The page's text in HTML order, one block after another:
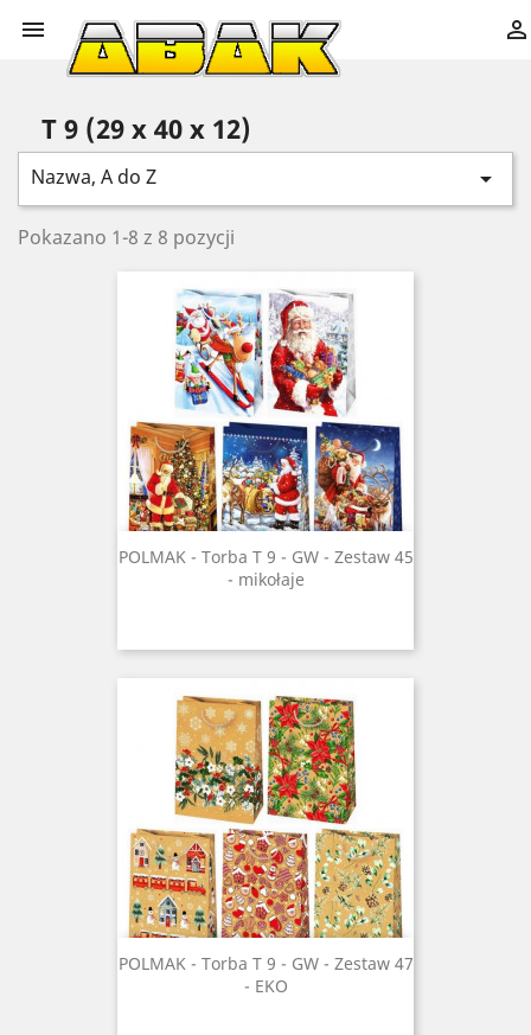
 
T 9 (29 x 40 x 12)
Nazwa, A do Z 
Pokazano 1-8 z 8 pozycji
POLMAK - Torba T 9 - GW - Zestaw 45
- mikołaje
POLMAK - Torba T 9 - GW - Zestaw 47
- EKO